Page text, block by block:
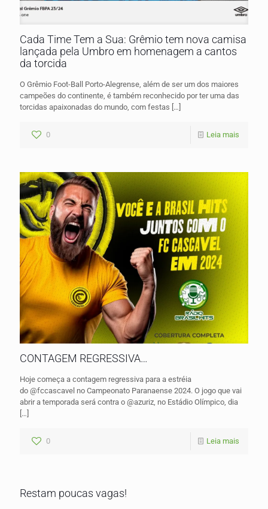
Cada Time Tem a Sua: Grêmio tem nova camisa
lançada pela Umbro em homenagem a cantos
da torcida
O Grêmio Foot-Ball Porto-Alegrense, além de ser um dos maiores
campeões do continente, é também reconhecido por ter uma das
torcidas apaixonadas do mundo, com festas […]
0 Leia mais
CONTAGEM REGRESSIVA…
Hoje começa a contagem regressiva para a estréia
do @fccascavel no Campeonato Paranaense 2024. O jogo que vai
abrir a temporada será contra o @azuriz, no Estádio Olímpico, dia
[…]
0 Leia mais
Restam poucas vagas!